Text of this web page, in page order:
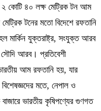
২ কোটি ৪০ লক্ষ মেট্রিক টন আম
টনের মতো বিদেশে রফতানি
যুক্তরাষ্ট্র, সংযুক্ত আরব
সৌদি আরব। প্রতিবেশী
আম রফতানি হয়, যার
মতে, নেপাল ও
বাজারে ভারতীয় কৃষিপণ্যের গুণগত